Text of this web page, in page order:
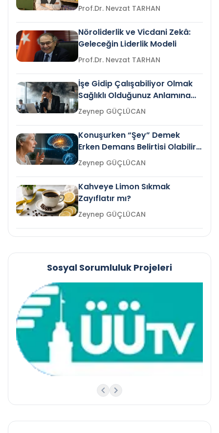
Prof.Dr. Nevzat TARHAN
Nöroliderlik ve Vicdani Zekâ:
Geleceğin Liderlik Modeli
Prof.Dr. Nevzat TARHAN
İşe Gidip Çalışabiliyor Olmak
Sağlıklı Olduğunuz Anlamına
Gelir mi?Zeynep GÜÇLÜCAN
Konuşurken “Şey” Demek
Erken Demans Belirtisi Olabilir
mi?
Zeynep GÜÇLÜCAN
Kahveye Limon Sıkmak
Zayıflatır mı?
Zeynep GÜÇLÜCAN
Sosyal Sorumluluk Projeleri